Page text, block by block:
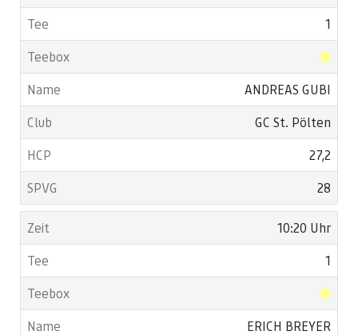
1
ANDREAS GUBI
GC St. Pölten
27,2
28
10:20 Uhr
1
ERICH BREYER